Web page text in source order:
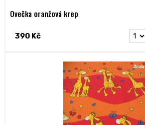
Ovečka oranžová krep
390 Kč